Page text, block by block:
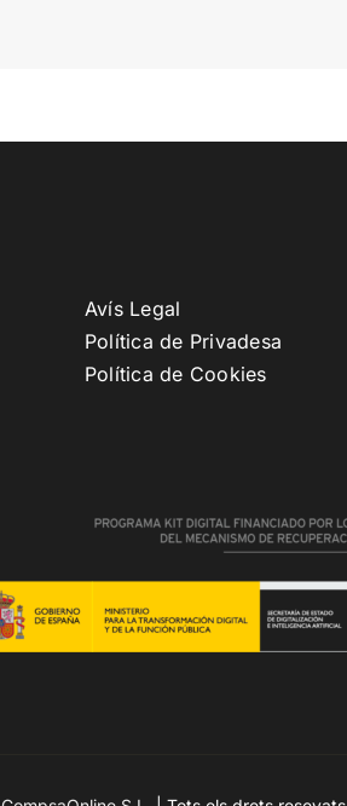
Avís Legal
Política de Privadesa
Política de Cookies